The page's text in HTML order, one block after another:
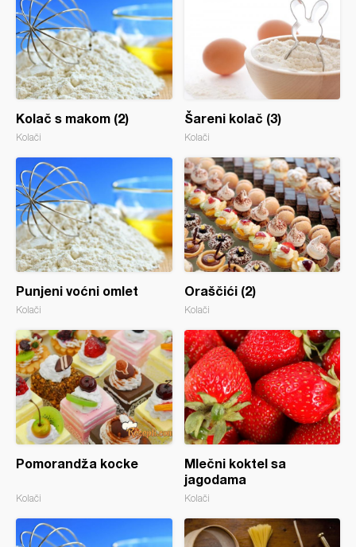
Kolač s makom (2)
Kolači
Šareni kolač (3)
Kolači
Punjeni voćni omlet
Kolači
Oraščići (2)
Kolači
Pomorandža kocke
Kolači
Mlečni koktel sa
jagodama
Kolači